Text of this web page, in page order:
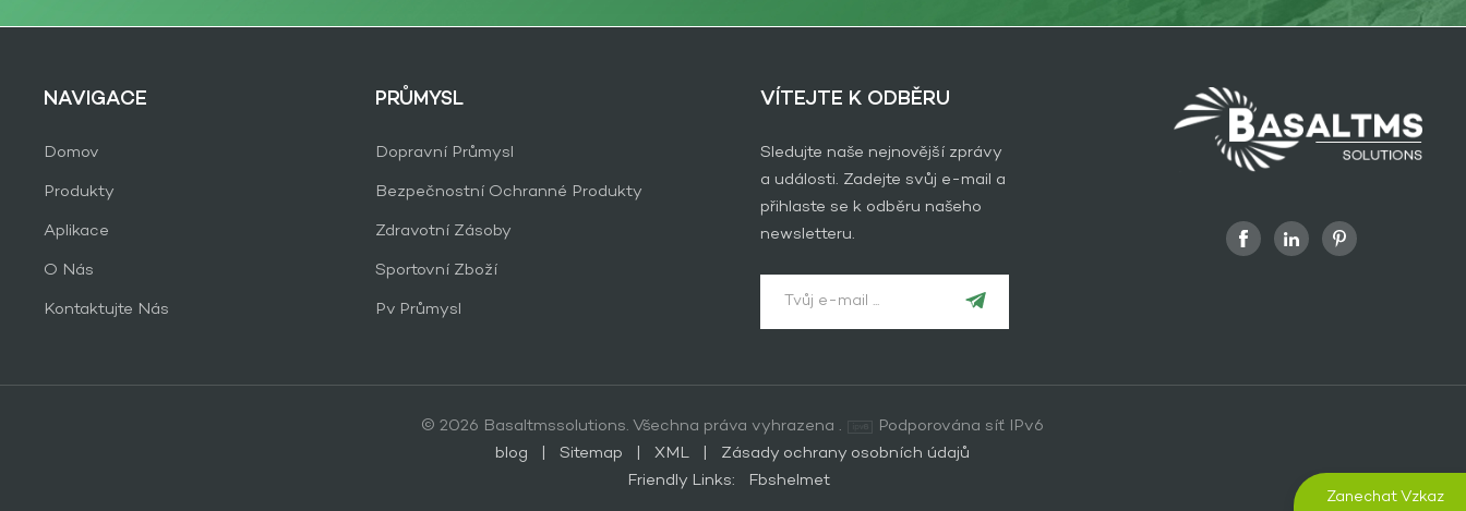
NAVIGACE
Domov
Produkty
Aplikace
O Nás
Kontaktujte Nás
PRŮMYSL
Dopravní Průmysl
Bezpečnostní Ochranné Produkty
Zdravotní Zásoby
Sportovní Zboží
Pv Průmysl
VÍTEJTE K ODBĚRU
Sledujte naše nejnovější zprávy
a události. Zadejte svůj e-mail a
přihlaste se k odběru našeho
newsletteru.
© 2026 Basaltmssolutions. Všechna práva vyhrazena .
Podporována síť IPv6
blog
Sitemap XML
Zásady ochrany osobních údajů
Friendly Links:
Fbshelmet
Zanechat Vzkaz